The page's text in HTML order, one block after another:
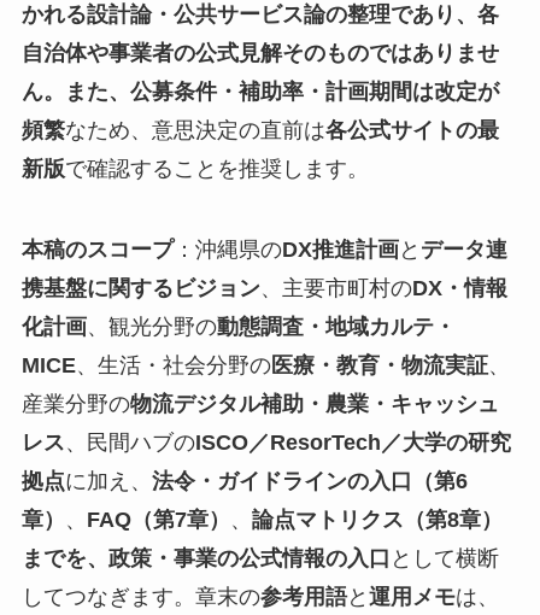
かれる設計論・公共サービス論の整理であり、各
自治体や事業者の公式見解そのものではありませ
ん。また、公募条件・補助率・計画期間は改定が
頻繁なため、意思決定の直前は各公式サイトの最
新版で確認することを推奨します。
本稿のスコープ：沖縄県のDX推進計画と データ連
携基盤に関するビジョン、主要市町村のDX・情報
化計画、観光分野の動態調査・地域カルテ・
MICE、生活・社会分野の医療・教育・物流実証、
産業分野の物流デジタル補助・農業・キャッシュ
レス、民間ハブのISCO／ResorTech／大学の研究
拠点に加え、 法令・ガイドラインの入口（第6
章）
、 FAQ（第7章） 、 論点マトリクス（第8章）
までを、政策・事業の公式情報の入口 として横断
してつなぎます。章末の参考用語と 運用メモは、